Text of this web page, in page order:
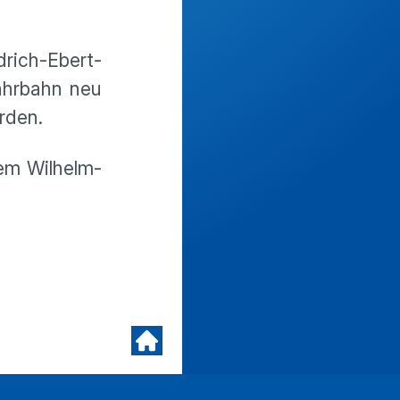
Ebert-
neu
Wilhelm-